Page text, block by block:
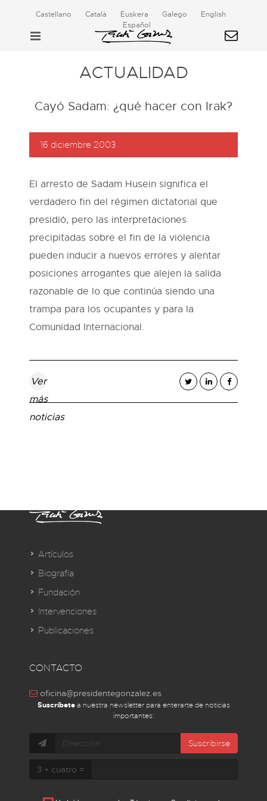
Castellano Català Euskera Galego
English
Español
ACTUALIDAD
Cayó Sadam: ¿qué hacer con Irak?
16 diciembre 2003
El arresto de Sadam Husein significa el
verdadero fin del régimen dictatorial que
presidió, pero las interpretaciones
precipitadas sobre el fin de la violencia
pueden inducir a nuevos errores y alentar
posiciones arrogantes que alejen la salida
razonable de lo que continúa siendo una
trampa para los ocupantes y para la
Comunidad Internacional.
Ver
más
noticias
Artículos
Biografía
Fundación
Intervenciones
Publicaciones
CONTACTO
oficina@presidentegonzalez.es
Suscríbetea nuestra newsletter para enterarte de noticias
importantes:
Suscribirse
3 + cuatro =